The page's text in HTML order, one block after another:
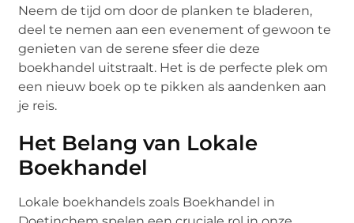
Neem de tijd om door de planken te bladeren,
deel te nemen aan een evenement of gewoon te
genieten van de serene sfeer die deze
boekhandel uitstraalt. Het is de perfecte plek om
een nieuw boek op te pikken als aandenken aan
je reis.
Het Belang van Lokale
Boekhandel
Lokale boekhandels zoals Boekhandel in